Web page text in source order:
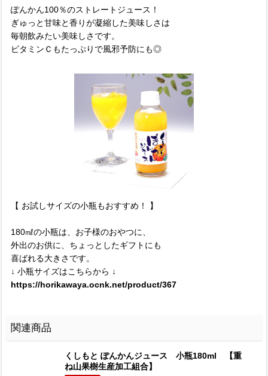
ぽんかん100％のストレートジュース！
ぎゅっと甘味と香りが凝縮した美味しさは
毎朝飲みたい美味しさです。
ビタミンＣもたっぷりで風邪予防にも◎
【 お試しサイズの小瓶もおすすめ！ 】
180㎖の小瓶は、お子様のおやつに、
外出のお供に、ちょっとしたギフトにも
喜ばれる大きさです。
↓ 小瓶サイズはこちらから ↓
https://horikawaya.ocnk.net/product/367
関連商品
くしもと ぽんかんジュース 小瓶180ml 【重
ね山果樹生産加工組合】